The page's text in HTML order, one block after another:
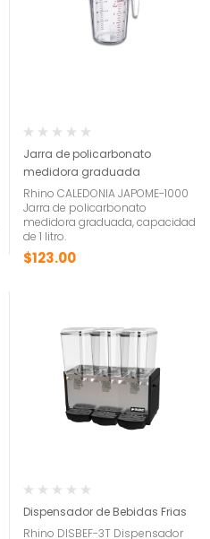
Jarra de policarbonato
medidora graduada
Rhino CALEDONIA JAPOME-1000
Jarra de policarbonato
medidora graduada, capacidad
de 1 litro.
$123.00
Dispensador de Bebidas Frias
Rhino DISBEF-3T Dispensador